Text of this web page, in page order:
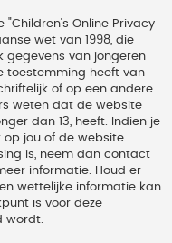
Online Privacy
wet van 1998, die
gegevens van jongeren
toestemming heeft van
of op een andere
weten dat de website
dan 13, heeft. Indien je
op jou of de website
is, neem dan contact
informatie. Houd er
wettelijke informatie kan
is voor deze
wordt.